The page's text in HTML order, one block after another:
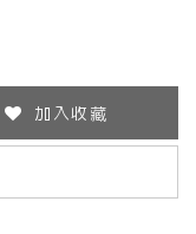
加入收藏